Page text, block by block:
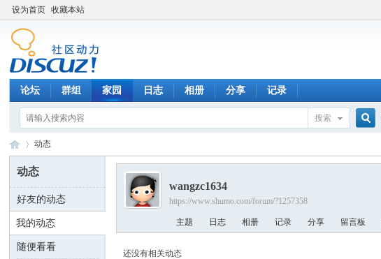
设为首页 收藏本站
论坛 群组 家园 日志 相册 分享 记录
搜索
数 ›
动态
动态
好友的动态
我的动态
随便看看
wangzc1634
https://www.shumo.com/forum/?1257358
主题 日志 相册 记录 分享 留言板
还没有相关动态